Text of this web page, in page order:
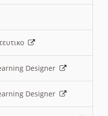
Designer
Designer